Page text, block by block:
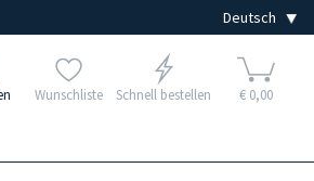
Wunschliste Schnell bestellen € 0,00